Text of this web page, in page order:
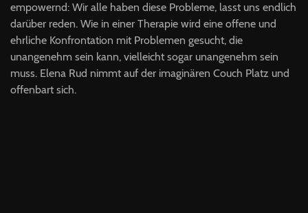
empowernd: Wir alle haben diese Probleme, lasst uns endlich
darüber reden. Wie in einer Therapie wird eine offene und
ehrliche Konfrontation mit Problemen gesucht, die
unangenehm sein kann, vielleicht sogar unangenehm sein
muss. Elena Rud nimmt auf der imaginären Couch Platz und
offenbart sich.